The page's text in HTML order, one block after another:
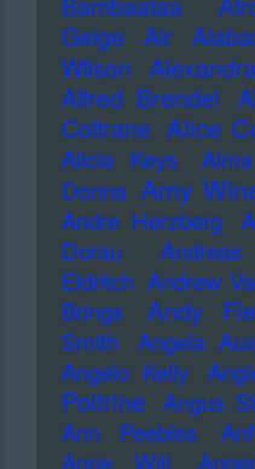
Geige
Air
Wilson
Alfred Brendel
Coltrane Alice
Alicia Keys
Donna Amy
Andre Herzberg
Dorau
Eldritch Andrew
Brings
Andy
Smith
Angela Aux
Angelo Kelly
Poitrine Angus
Ann Peebles
Anne Will